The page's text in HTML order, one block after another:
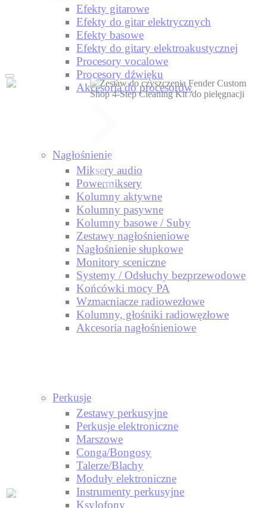
Efekty gitarowe
Efekty do gitar elektrycznych
Efekty basowe
Efekty do gitary elektroakustycznej
Procesory vocalowe
Procesory dźwięku
Akcesoria do procesorów
Nagłośnienie
Miksery audio
Powermiksery
Kolumny aktywne
Kolumny pasywne
Kolumny basowe / Suby
Zestawy nagłośnieniowe
Nagłośnienie słupkowe
Monitory sceniczne
Systemy / Odsłuchy bezprzewodowe
Końcówki mocy PA
Wzmacniacze radiowezłowe
Kolumny, głośniki radiowęzłowe
Akcesoria nagłośnieniowe
Perkusje
Zestawy perkusyjne
Perkusje elektroniczne
Marszowe
Conga/Bongosy
Talerze/Blachy
Moduły elektroniczne
Instrumenty perkusyjne
Ksylofony